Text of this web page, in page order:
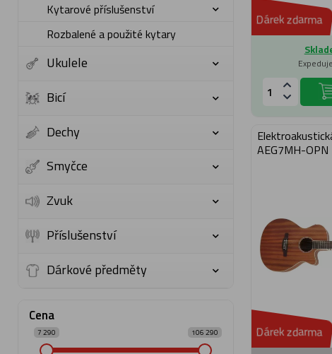
Kytarové příslušenství
Rozbalené a použité kytary
Ukulele
Bicí
Dechy
Smyčce
Zvuk
Příslušenství
Dárkové předměty
Cena
7 290 106 290
Dárek zdarma
AEG7MH-OPN
Dárek zdarma